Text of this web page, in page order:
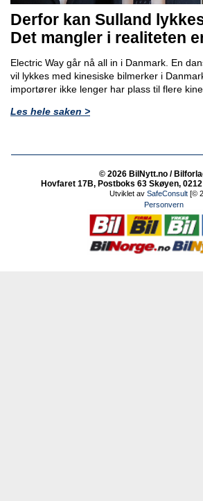
Derfor kan Sulland
Det mangler i realiteten
Electric Way går nå all in i Danmark. En
vil lykkes med kinesiske bilmerker i
importører ikke lenger har plass til flere
Les hele saken >
© 2026 BilNytt.no /
Hovfaret 17B, Postboks 63 Skøyen,
Utviklet av SafeConsult[©
Personvern